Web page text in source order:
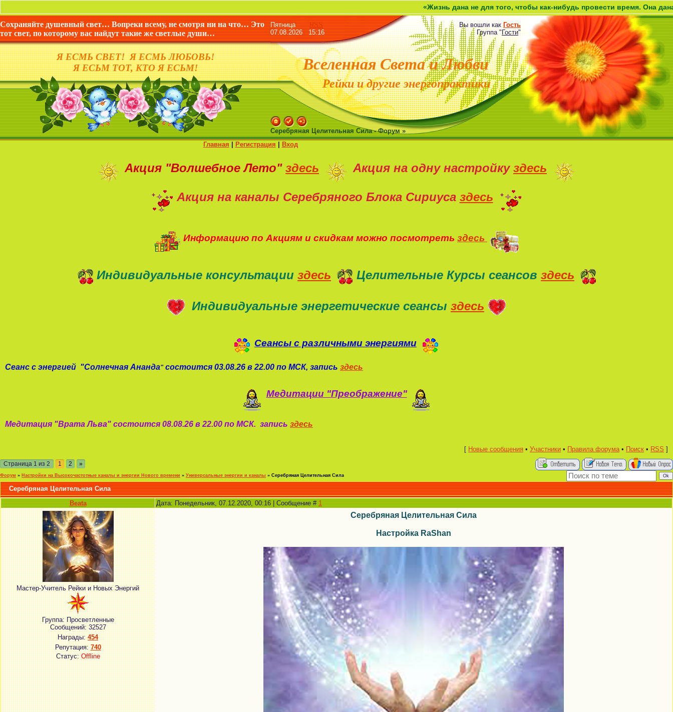
«Жизнь дана не для того, чтобы как-нибудь провести время. Она дана как
Сохраняйте душевный свет… Вопреки всему, не смотря ни на что… Это
тот свет, по которому вас найдут такие же светлые души…
Я ЕСМЬ СВЕТ! Я ЕСМЬ ЛЮБОВЬ!
Я ЕСЬМ ТОТ, КТО Я ЕСЬМ!
ПятницаRSS
07.08.2026 15:16
Вы вошли как Гость
Группа"Гости"
Вселенная Света и Любви
Рейки и другие энергопрактики
Серебряная Целительная Сила - Форум »
Главная
Регистрация Вход
Акция "Волшебное Лето" здесь Акция на одну настройку здесь
Акция на каналы Серебряного Блока Сириуса здесь
Информацию по Акциям и скидкам можно посмотреть здесь
Индивидуальные консультации здесь Целительные Курсы сеансов здесь
Индивидуальные энергетические сеансы здесь
Сеансы с различными энергиями
Сеанс с энергией "Солнечная Ананда" состоится 03.08.26 в 22.00 по МСК, запись здесь
Медитации "Преображение"
Медитация "Врата Льва" состоится 08.08.26 в 22.00 по МСК. запись здесь
[ Новые сообщения • Участники • Правила форума• Поиск • RSS ]
Страница 1 из 2 1 2 »
Форум » Настройки на Высокочастотные каналы и энергии Нового времени » Универсальные энергии и каналы » Серебряная Целительная Сила
Серебряная Целительная Сила
Beata
Дата: Понедельник, 07.12.2020, 00:16 | Сообщение # 1
Мастер-Учитель Рейки и Новых Энергий
Группа: Просветленные
Сообщений:32527
Награды:454
Репутация:740
Статус:Offline
Серебряная Целительная Сила
Настройка RaShan